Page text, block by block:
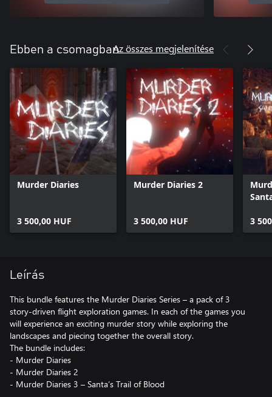
Ebben a csomagbanAz összes megjelenítése
Murder Diaries
3 500,00 HUF
Murder Diaries 2
3 500,00 HUF 3
Leírás
This bundle features the Murder Diaries Series – a pack of 3
story-driven flight exploration games. In each of the games you
will experience an exciting murder story while exploring the
landscapes and piecing together the overall story.
The bundle includes:
- Murder Diaries
- Murder Diaries 2
- Murder Diaries 3 – Santa’s Trail of Blood